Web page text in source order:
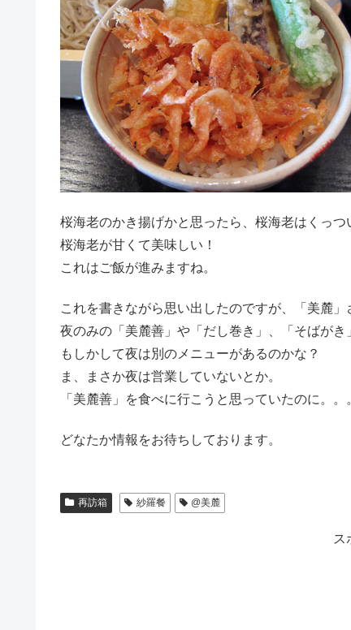
桜海老のかき揚げかと思ったら、桜海老はくっつ
桜海老が甘くて美味しい！
これはご飯が進みますね。
これを書きながら思い出したのですが、「美麓」
夜のみの「美麓善」や「だし巻き」、「そばがき
もしかして夜は別のメニューがあるのかな？
ま、まさか夜は営業していないとか。
「美麓善」を食べに行こうと思っていたのに。。
どなたか情報をお待ちしております。
再訪箱 紗羅餐 @美麓
ス